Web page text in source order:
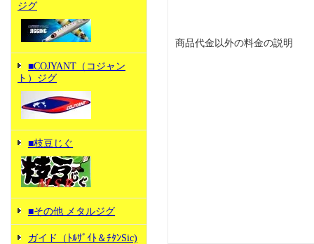
ジグ
■COJYANT（コジャン
ト）ジグ
■枝豆じぐ
■その他 メタルジグ
ガイド（ﾄﾙｻﾞｲﾄ＆ﾁﾀﾝSic)
商品代金以外の料金の説明